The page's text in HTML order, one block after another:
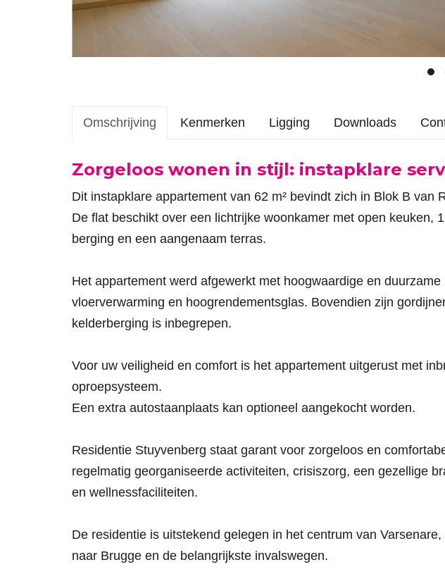
Omschrijving Kenmerken Ligging Downloads
Omschrijving
Zorgeloos wonen in stijl: instapklare
Dit instapklare appartement van 62 m² bevindt zich in Blok B
De flat beschikt over een lichtrijke woonkamer met open keuken,
berging en een aangenaam terras.
Het appartement werd afgewerkt met hoogwaardige en
vloerverwarming en hoogrendementsglas. Bovendien zijn
kelderberging is inbegrepen.
Voor uw veiligheid en comfort is het appartement uitgerust met
oproepsysteem.
Een extra autostaanplaats kan optioneel aangekocht worden.
Residentie Stuyvenberg staat garant voor zorgeloos en
regelmatig georganiseerde activiteiten, crisiszorg, een gezellige
en wellnessfaciliteiten.
De residentie is uitstekend gelegen in het centrum van
naar Brugge en de belangrijkste invalswegen.